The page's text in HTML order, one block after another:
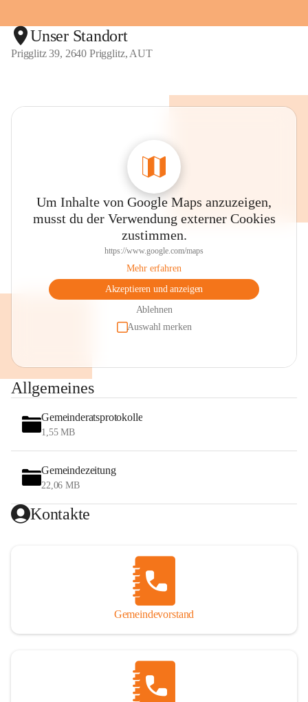
Unser Standort
Prigglitz 39, 2640 Prigglitz, AUT
Um Inhalte von Google Maps anzuzeigen,
musst du der Verwendung externer Cookies
zustimmen.
https://www.google.com/maps
Mehr erfahren
Akzeptieren und anzeigen
Ablehnen
Auswahl merken
Allgemeines
Gemeinderatsprotokolle
1,55 MB
Gemeindezeitung
22,06 MB
Kontakte
Gemeindevorstand